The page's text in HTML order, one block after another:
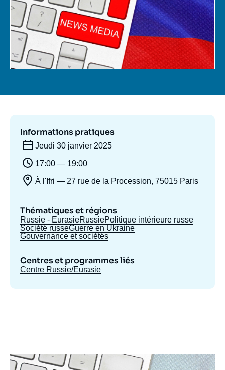
Se connecter
Nous soutenir
Informations pratiques
Jeudi 30 janvier 2025
17:00 — 19:00
À l'Ifri — 27 rue de la Procession, 75015 Paris
Thématiques et régions
Russie - EurasieRussiePolitique intérieure russe
Société russeGuerre en Ukraine
Gouvernance et sociétés
Centres et programmes liés
Centre Russie/Eurasie
Image